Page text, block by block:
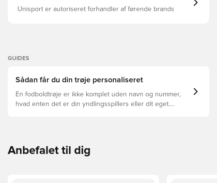
Unisport er autoriseret forhandler af førende brands
GUIDES
Sådan får du din trøje personaliseret
En fodboldtrøje er ikke komplet uden navn og nummer,
hvad enten det er din yndlingsspillers eller dit eget.
Anbefalet til dig